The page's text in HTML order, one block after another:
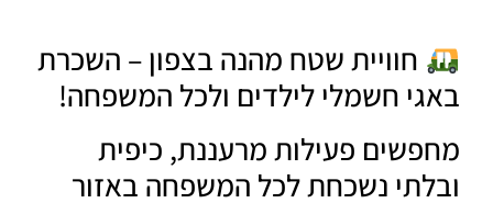
חוויית שטח מהנה בצפון – השכרת
חשמלי לילדים ולכל המשפחה!
פעילות מרעננת, כיפית
נשכחת לכל המשפחה באזור